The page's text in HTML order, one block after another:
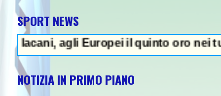
SPORT NEWS
agli Europei il quinto oro nei tuffi
NOTIZIA IN PRIMO PIANO